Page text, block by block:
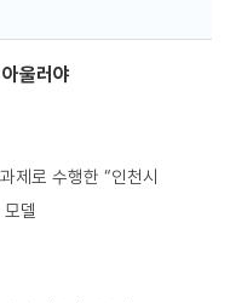
울러야
제로 수행한 “인천시
델